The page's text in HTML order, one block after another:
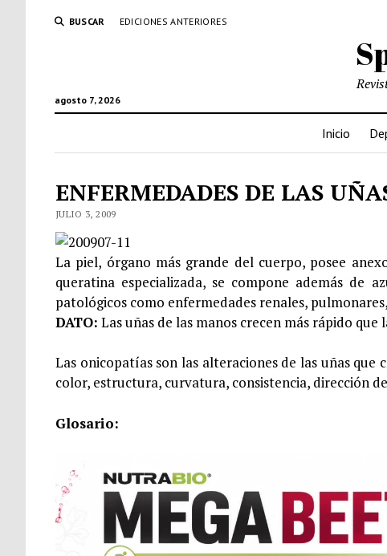
BUSCAR EDICIONES ANTERIORES
agosto 7, 2026
Inicio
ENFERMEDADES DE LAS
JULIO 3, 2009
La piel, órgano más grande del cuerpo, posee
queratina especializada, se compone además de
patológicos como enfermedades renales,
DATO: Las uñas de las manos crecen más rápido que
Las onicopatías son las alteraciones de las uñas
color, estructura, curvatura, consistencia, dirección
Glosario: